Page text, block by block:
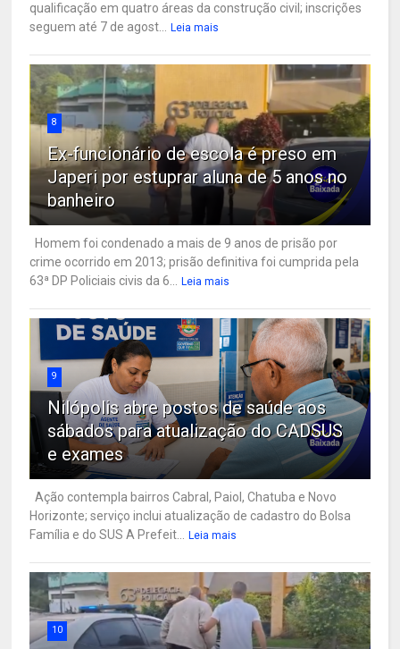
qualificação em quatro áreas da construção civil; inscrições
seguem até 7 de agost...
Leia mais
8
Ex-funcionário de escola é preso em
Japeri por estuprar aluna de 5 anos no
banheiro
Homem foi condenado a mais de 9 anos de prisão por
crime ocorrido em 2013; prisão definitiva foi cumprida pela
63ª DP Policiais civis da 6...
Leia mais
9
Nilópolis abre postos de saúde aos
sábados para atualização do CADSUS
e exames
Ação contempla bairros Cabral, Paiol, Chatuba e Novo
Horizonte; serviço inclui atualização de cadastro do Bolsa
Família e do SUS A Prefeit...
Leia mais
10